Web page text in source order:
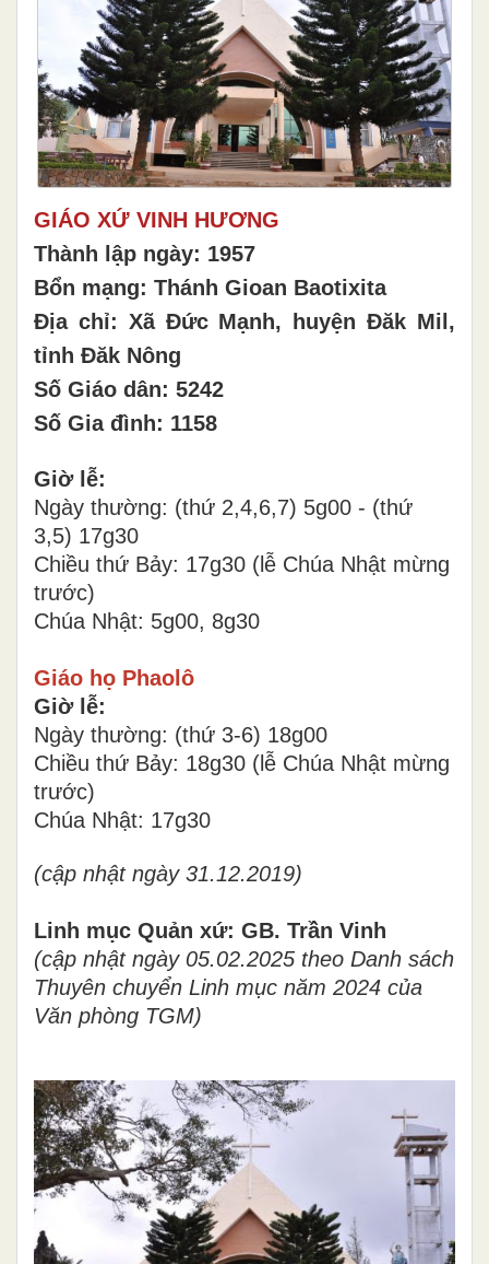
GIÁO XỨ VINH HƯƠNG
Thành lập ngày: 1957
Bổn mạng: Thánh Gioan Baotixita
Địa chỉ: Xã Đức Mạnh, huyện Đăk Mil,
tỉnh Đăk Nông
Số Giáo dân: 5242
Số Gia đình: 1158
Giờ lễ:
Ngày thường: (thứ 2,4,6,7) 5g00 - (thứ
3,5) 17g30
Chiều thứ Bảy: 17g30 (lễ Chúa Nhật mừng
trước)
Chúa Nhật: 5g00, 8g30
Giáo họ Phaolô
Giờ lễ:
Ngày thường: (thứ 3-6) 18g00
Chiều thứ Bảy: 18g30 (lễ Chúa Nhật mừng
trước)
Chúa Nhật: 17g30
(cập nhật ngày 31.12.2019)
Linh mục Quản xứ: GB. Trần Vinh
(cập nhật ngày 05.02.2025 theo Danh sách
Thuyên chuyển Linh mục năm 2024 của
Văn phòng TGM)